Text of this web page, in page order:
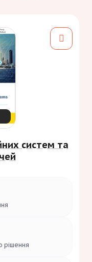
систем та
рішення